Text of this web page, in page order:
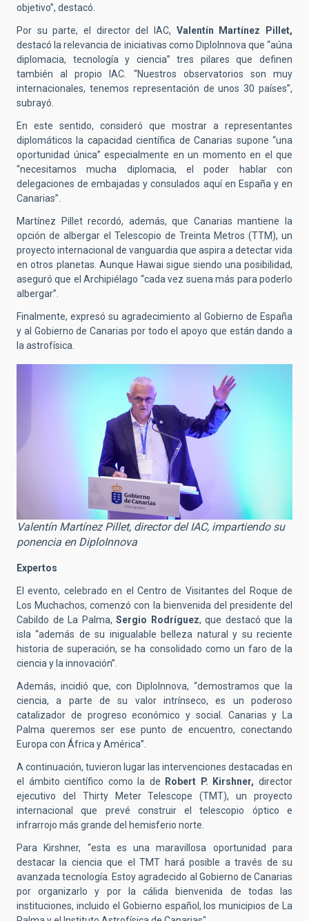
objetivo”, destacó.
Por su parte, el director del IAC, Valentín Martínez Pillet,
destacó la relevancia de iniciativas como DiploInnova que “aúna
diplomacia, tecnología y ciencia” tres pilares que definen
también al propio IAC. “Nuestros observatorios son muy
internacionales, tenemos representación de unos 30 países”,
subrayó.
En este sentido, consideró que mostrar a representantes
diplomáticos la capacidad científica de Canarias supone “una
oportunidad única” especialmente en un momento en el que
“necesitamos mucha diplomacia, el poder hablar con
delegaciones de embajadas y consulados aquí en España y en
Canarias”.
Martínez Pillet recordó, además, que Canarias mantiene la
opción de albergar el Telescopio de Treinta Metros (TTM), un
proyecto internacional de vanguardia que aspira a detectar vida
en otros planetas. Aunque Hawai sigue siendo una posibilidad,
aseguró que el Archipiélago “cada vez suena más para poderlo
albergar”.
Finalmente, expresó su agradecimiento al Gobierno de España
y al Gobierno de Canarias por todo el apoyo que están dando a
la astrofísica.
Valentín Martínez Pillet, director del IAC, impartiendo su
ponencia en DiploInnova
Expertos
El evento, celebrado en el Centro de Visitantes del Roque de
Los Muchachos, comenzó con la bienvenida del presidente del
Cabildo de La Palma,Sergio Rodríguez, que destacó que la
isla “además de su inigualable belleza natural y su reciente
historia de superación, se ha consolidado como un faro de la
ciencia y la innovación”.
Además, incidió que, con DiploInnova, “demostramos que la
ciencia, a parte de su valor intrínseco, es un poderoso
catalizador de progreso económico y social. Canarias y La
Palma queremos ser ese punto de encuentro, conectando
Europa con África y América”.
A continuación, tuvieron lugar las intervenciones destacadas en
el ámbito científico como la de
Robert P. Kirshner, director
ejecutivo del Thirty Meter Telescope (TMT), un proyecto
internacional que prevé construir el telescopio óptico e
infrarrojo más grande del hemisferio norte.
Para Kirshner, “esta es una maravillosa oportunidad para
destacar la ciencia que el TMT hará posible a través de su
avanzada tecnología. Estoy agradecido al Gobierno de Canarias
por organizarlo y por la cálida bienvenida de todas las
instituciones, incluido el Gobierno español, los municipios de La